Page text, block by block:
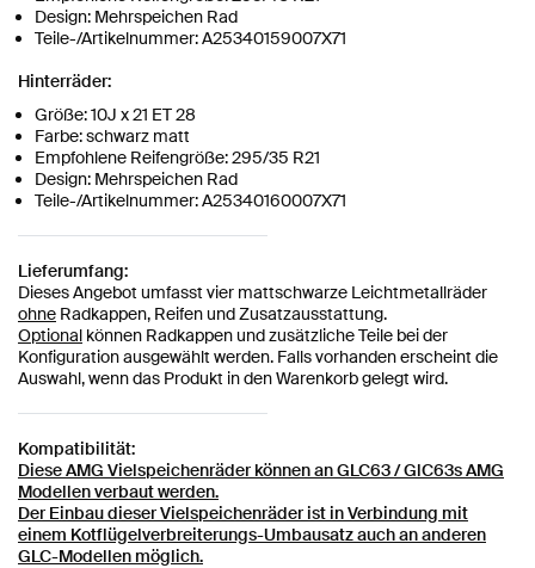
Design: Mehrspeichen Rad
Teile-/Artikelnummer: A25340159007X71
Hinterräder:
Größe: 10J x 21 ET 28
Farbe: schwarz matt
Empfohlene Reifengröße: 295/35 R21
Design: Mehrspeichen Rad
Teile-/Artikelnummer: A25340160007X71
Lieferumfang:
Dieses Angebot umfasst vier mattschwarze Leichtmetallräder
ohne Radkappen, Reifen und Zusatzausstattung.
Optional können Radkappen und zusätzliche Teile bei der
Konfiguration ausgewählt werden. Falls vorhanden erscheint die
Auswahl, wenn das Produkt in den Warenkorb gelegt wird.
Kompatibilität:
Diese AMG Vielspeichenräder können an GLC63 / GlC63s AMG
Modellen verbaut werden.
Der Einbau dieser Vielspeichenräder ist in Verbindung mit
einem Kotflügelverbreiterungs-Umbausatz auch an anderen
GLC-Modellen möglich.